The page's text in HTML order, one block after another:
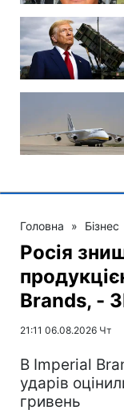
Головна » Бізнес
Росія
Brands, -
21:11 06.08.2026 Чт
В Imperial
ударів
гривень